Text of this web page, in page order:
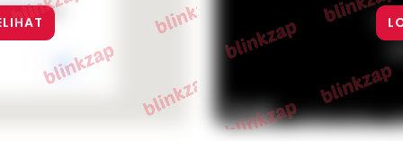
Maps
OK
Keyboard shortcuts